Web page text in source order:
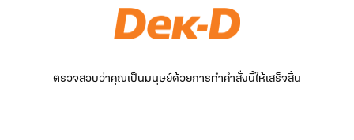
ตรวจสอบว่าคุณเป็นมนุษย์ด้วยการทำคำสั่งนี้ให้เสร็จสิ้น